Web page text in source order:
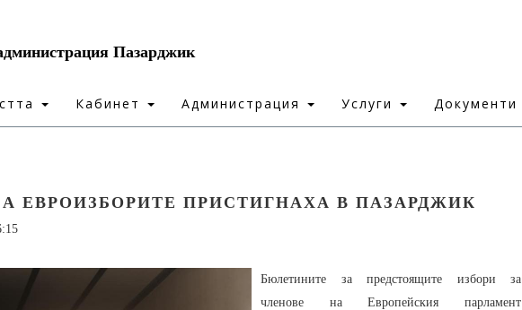
Пазарджик
Кабинет Администрация Услуги Документи
ЕВРОИЗБОРИТЕ ПРИСТИГНАХА В ПАЗАРДЖИК
Бюлетините за предстоящите избори за
членове на Европейския парламент